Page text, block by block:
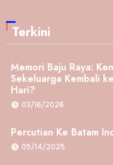
Terkini
Memori Baju Raya:
Sekeluarga Kembali
Hari?
03/16/2026
Percutian Ke Batam
05/14/2025